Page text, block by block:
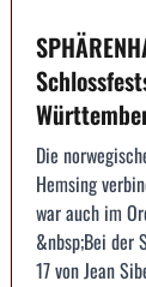
Die
Hemsing
war auch im
&nbsp;Bei der
17 von Jean